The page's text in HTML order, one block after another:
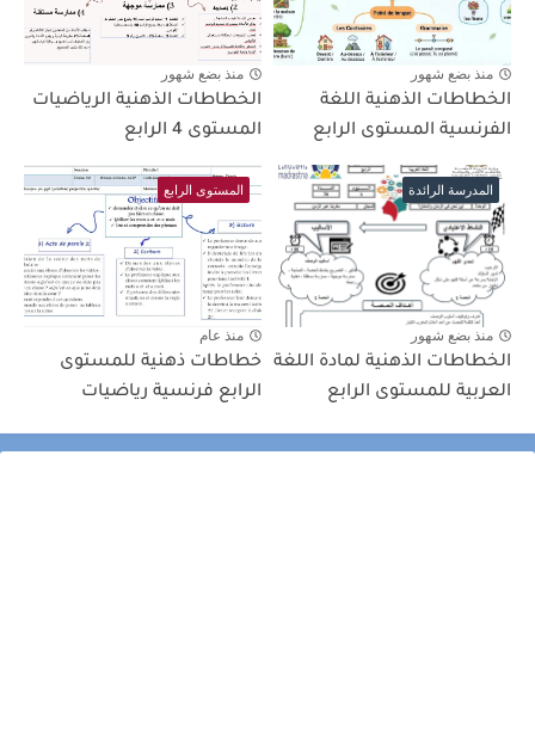
منذ بضع شهور
الخطاطات الذهنية اللغة
الفرنسية المستوى الرابع
منذ بضع شهور
الخطاطات الذهنية الرياضيات
المستوى 4 الرابع
المدرسة الرائدة
منذ بضع شهور
الخطاطات الذهنية لمادة اللغة
العربية للمستوى الرابع
المستوى الرابع
منذ عام
خطاطات ذهنية للمستوى
الرابع فرنسية رياضيات